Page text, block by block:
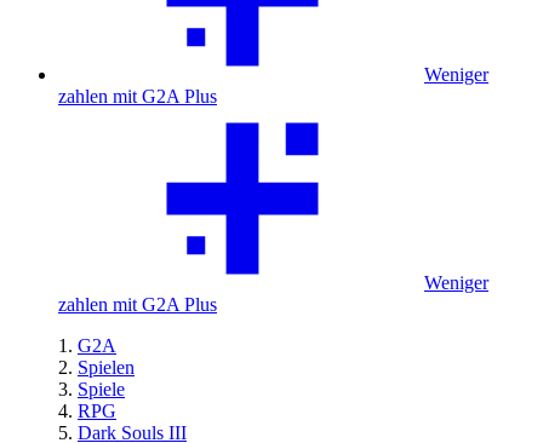
Weniger
zahlen mit G2A Plus
Weniger
zahlen mit G2A Plus
G2A
Spielen
Spiele
RPG
Dark Souls III